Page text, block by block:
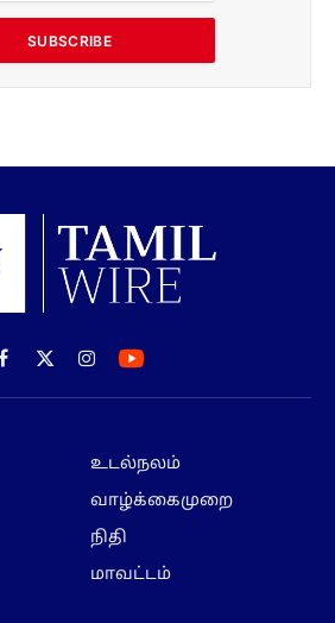
SUBSCRIBE
Facebook
X
(Twitter)
Instagram
உடல்நலம்
வாழ்க்கைமுறை
நிதி
மாவட்டம்